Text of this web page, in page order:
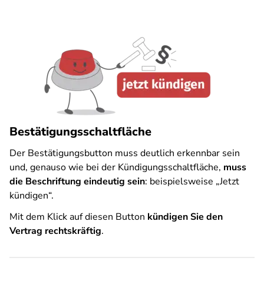
Bestätigungsschaltfläche
Der Bestätigungsbutton muss deutlich erkennbar sein
und, genauso wie bei der Kündigungsschaltfläche, muss
die Beschriftung eindeutig sein: beispielsweise „Jetzt
kündigen“.
Mit dem Klick auf diesen Button kündigen Sie den
Vertrag rechtskräftig.